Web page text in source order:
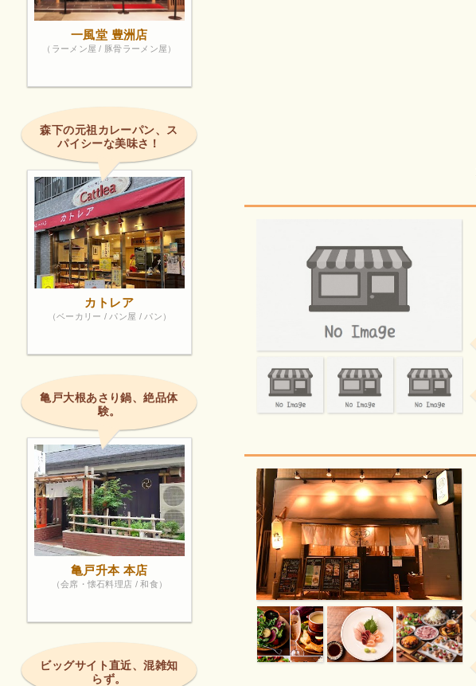
一風堂 豊洲店
（ラーメン屋 / 豚骨ラーメン屋）
森下の元祖カレーパン、ス
パイシーな美味さ！
カトレア
（ベーカリー / パン屋 / パン）
亀戸大根あさり鍋、絶品体
験。
亀戸升本 本店
（会席・懐石料理店 / 和食）
ビッグサイト直近、混雑知
らず。